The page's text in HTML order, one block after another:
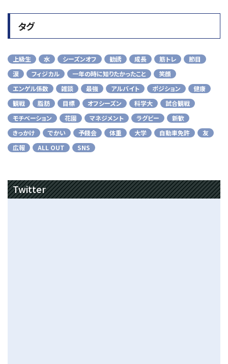
タグ
上級生 水 シーズンオフ 勧誘 成長 筋トレ
節目
涙
フィジカル 一年の時に知りたかったこと
笑顔
エンゲル係数
雑談 最強 アルバイト ポジション
健康
観戦
脂肪 目標 オフシーズン 科学大
試合観戦
モチベーション
花園 マネジメント ラグビー
新歓
きっかけ
でかい 予餞会 体重 大学 自動車免許
友
広報
ALL OUT SNS
Twitter